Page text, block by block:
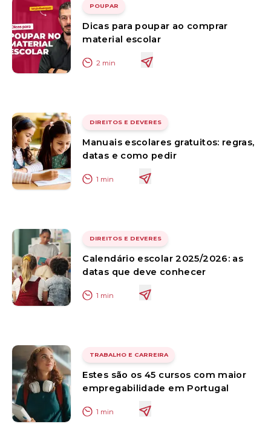
POUPAR
Dicas para poupar ao comprar
material escolar
2 min
DIREITOS E DEVERES
Manuais escolares gratuitos: regras,
datas e como pedir
1 min
DIREITOS E DEVERES
Calendário escolar 2025/2026: as
datas que deve conhecer
1 min
TRABALHO E CARREIRA
Estes são os 45 cursos com maior
empregabilidade em Portugal
1 min